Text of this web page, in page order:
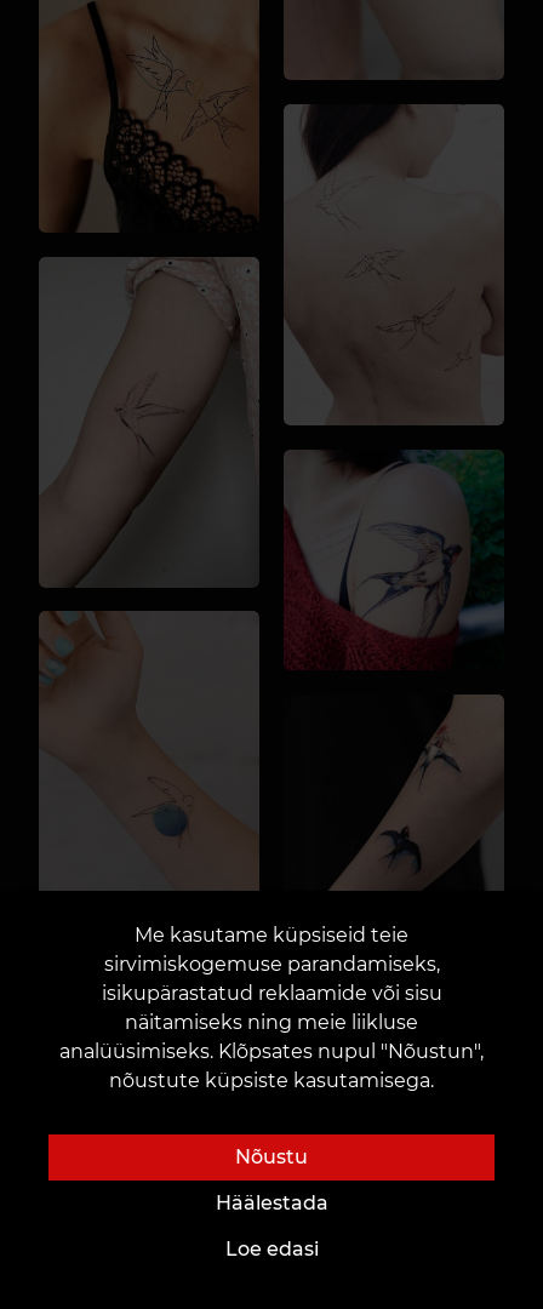
Me kasutame küpsiseid teie
sirvimiskogemuse parandamiseks,
isikupärastatud reklaamide või sisu
näitamiseks ning meie liikluse
analüüsimiseks. Klõpsates nupul "Nõustun",
nõustute küpsiste kasutamisega.
Nõustu
Häälestada
Loe edasi